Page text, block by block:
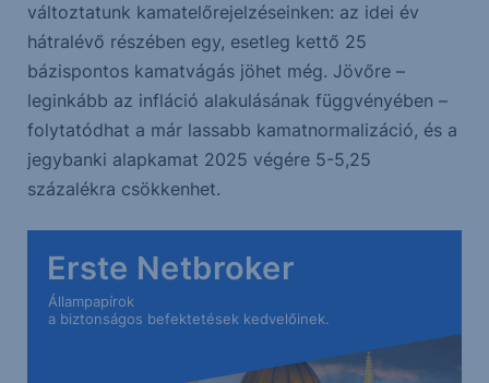
változtatunk kamatelőrejelzéseinken: az idei év
hátralévő részében egy, esetleg kettő 25
bázispontos kamatvágás jöhet még. Jövőre –
leginkább az infláció alakulásának függvényében –
folytatódhat a már lassabb kamatnormalizáció, és a
jegybanki alapkamat 2025 végére 5-5,25
százalékra csökkenhet.
Erste Netbroker
Állampapírok
a biztonságos befektetések kedvelőinek.